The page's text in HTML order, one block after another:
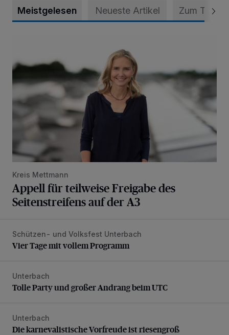
Meistgelesen Neueste Artikel Zum Thema
Kreis Mettmann
Appell für teilweise Freigabe des
Seitenstreifens auf der A3
Vier Tage mit vollem Programm
Schützen- und Volksfest Unterbach
Vier Tage mit vollem Programm
Tolle Party und großer Andrang beim UTC
Unterbach
Tolle Party und großer Andrang beim UTC
Die karnevalistische Vorfreude ist riesengroß
Unterbach
Die karnevalistische Vorfreude ist riesengroß